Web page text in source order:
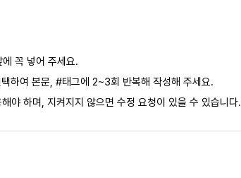
꼭 넣어 주세요.
하여 본문, #태그에 2~3회 반복해 작성해 주세요.
야 하며, 지켜지지 않으면 수정 요청이 있을 수 있습니다.